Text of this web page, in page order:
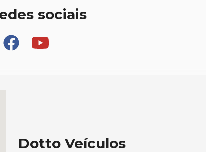
sociais
Dotto Veículos